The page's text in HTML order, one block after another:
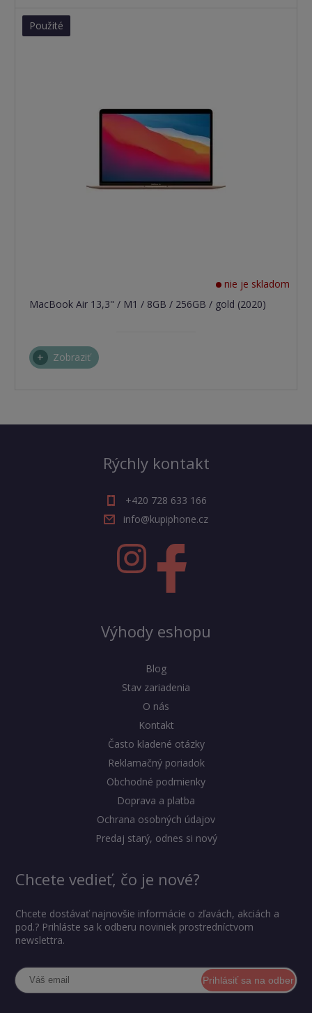
Použité
nie je skladom
MacBook Air 13,3" / M1 / 8GB / 256GB / gold (2020)
Zobraziť
Rýchly kontakt
+420 728 633 166
info@kupiphone.cz
Výhody eshopu
Blog
Stav zariadenia
O nás
Kontakt
Často kladené otázky
Reklamačný poriadok
Obchodné podmienky
Doprava a platba
Ochrana osobných údajov
Predaj starý, odnes si nový
Chcete vedieť, čo je nové?
Chcete dostávať najnovšie informácie o zľavách, akciách a
pod.? Prihláste sa k odberu noviniek prostredníctvom
newslettra.
Prihlásiť sa na odber